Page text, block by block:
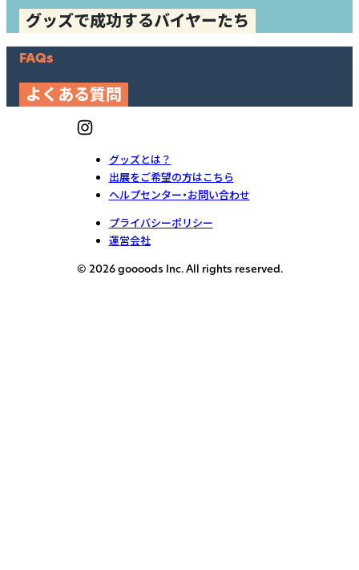
グッズで成功するバイヤーたち
FAQs
よくある質問
グッズとは？
出展をご希望の方はこちら
ヘルプセンター・お問い合わせ
プライバシーポリシー
運営会社
© 2026 goooods Inc. All rights reserved.